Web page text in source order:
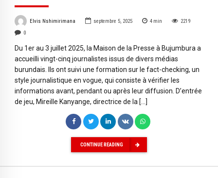
Elvis Nshimirimana septembre 5, 2025 4 min
2219
0
Du 1er au 3 juillet 2025, la Maison de la Presse à Bujumbura a
accueilli vingt-cinq journalistes issus de divers médias
burundais. Ils ont suivi une formation sur le fact-checking, un
style journalistique en vogue, qui consiste à vérifier les
informations avant, pendant ou après leur diffusion. D’entrée
de jeu, Mireille Kanyange, directrice de la […]
CONTINUE READING